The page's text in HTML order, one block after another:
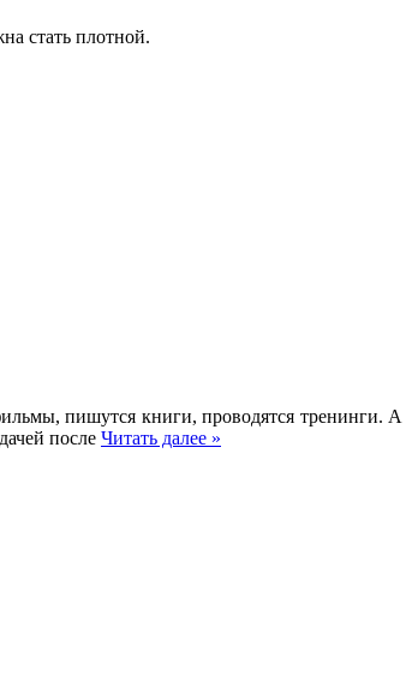
стать плотной.
пишутся книги, проводятся тренинги. А
после Читать далее »